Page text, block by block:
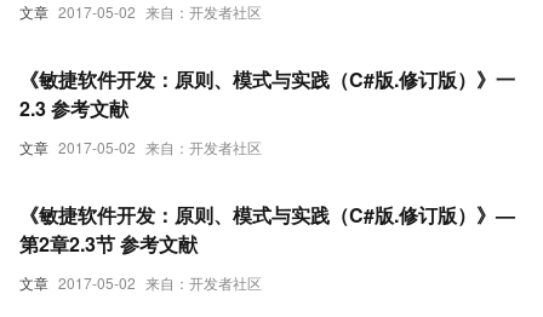
文章 2017-05-02 来自：开发者社区
文章 2017-05-02 来自：开发者社区
《敏捷软件开发：原则、模式与实践（C#版.修订版）》一
2.3 参考文献
文章 2017-05-02 来自：开发者社区
《敏捷软件开发：原则、模式与实践（C#版.修订版）》—
第2章2.3节 参考文献